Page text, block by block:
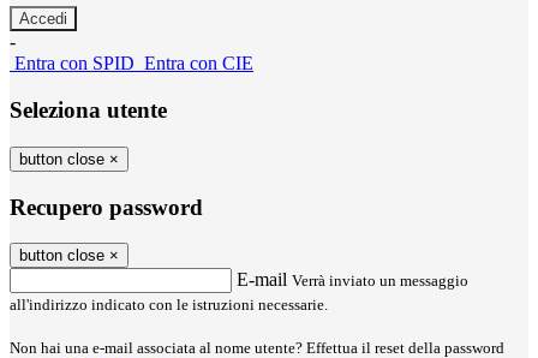
-
Entra con SPID Entra con CIE
Seleziona utente
button close ×
Recupero password
button close ×
E-mail Verrà inviato un messaggio
all'indirizzo indicato con le istruzioni necessarie.
Non hai una e-mail associata al nome utente? Effettua il reset della password